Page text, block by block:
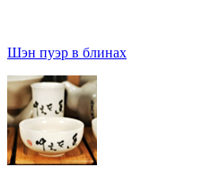
Шэн пуэр в блинах